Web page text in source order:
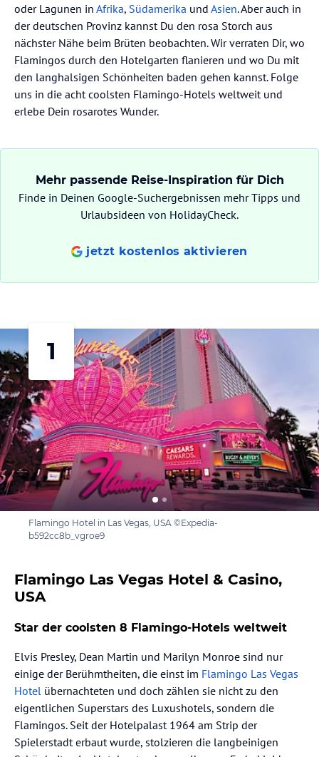
oder Lagunen in Afrika, Südamerika und Asien. Aber auch in
der deutschen Provinz kannst Du den rosa Storch aus
nächster Nähe beim Brüten beobachten. Wir verraten Dir, wo
Flamingos durch den Hotelgarten flanieren und wo Du mit
den langhalsigen Schönheiten baden gehen kannst. Folge
uns in die acht coolsten Flamingo-Hotels weltweit und
erlebe Dein rosarotes Wunder.
Mehr passende Reise-Inspiration für Dich
Finde in Deinen Google-Suchergebnissen mehr Tipps und
Urlaubsideen von HolidayCheck.
jetzt kostenlos aktivieren
1
Flamingo Hotel in Las Vegas, USA ©Expedia-
b592cc8b_vgroe9
Flamingo Las Vegas Hotel & Casino,
USA
Star der coolsten 8 Flamingo-Hotels weltweit
Elvis Presley, Dean Martin und Marilyn Monroe sind nur
einige der Berühmtheiten, die einst im Flamingo Las Vegas
Hotel übernachteten und doch zählen sie nicht zu den
eigentlichen Superstars des Luxushotels, sondern die
Flamingos. Seit der Hotelpalast 1964 am Strip der
Spielerstadt erbaut wurde, stolzieren die langbeinigen